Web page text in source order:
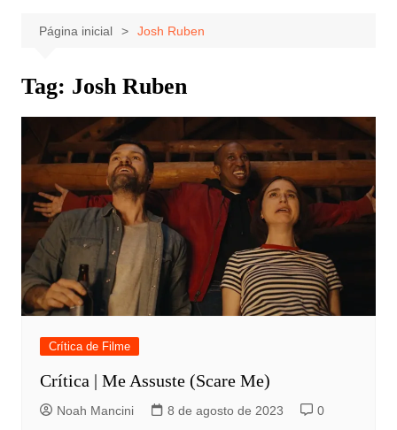
Página inicial Josh Ruben
Tag: Josh Ruben
Crítica de Filme
Crítica | Me Assuste (Scare Me)
Noah Mancini 8 de agosto de 2023 0